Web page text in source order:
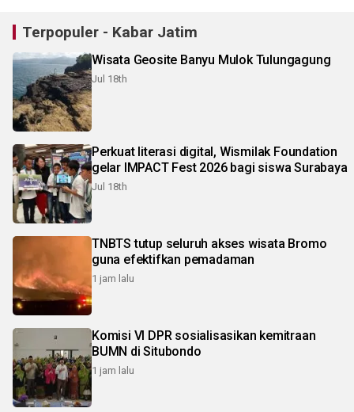
Terpopuler - Kabar Jatim
Wisata Geosite Banyu Mulok Tulungagung
Jul 18th
Perkuat literasi digital, Wismilak Foundation
gelar IMPACT Fest 2026 bagi siswa Surabaya
Jul 18th
TNBTS tutup seluruh akses wisata Bromo
guna efektifkan pemadaman
1 jam lalu
Komisi VI DPR sosialisasikan kemitraan
BUMN di Situbondo
1 jam lalu